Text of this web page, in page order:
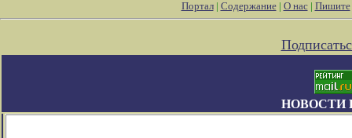
Портал| Содержание| О нас| Пишите
НОВОСТИ